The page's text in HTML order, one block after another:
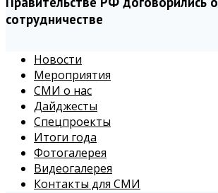
сотрудничестве
Новости
Мероприятия
СМИ о нас
Дайджесты
Спецпроекты
Итоги года
Фотогалерея
Видеогалерея
Контакты для СМИ